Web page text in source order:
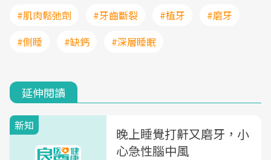
#肌肉鬆弛劑 #牙齒斷裂 #植牙
#磨牙
#側睡
#缺鈣 #深層睡眠
延伸閱讀
新知
晚上睡覺打鼾又磨牙，小
心急性腦中風